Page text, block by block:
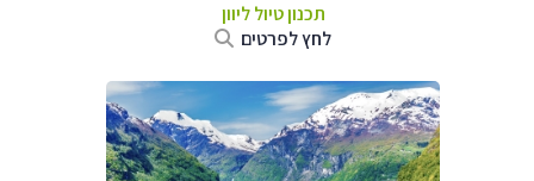
תכנון טיול ליוון
לחץ לפרטים